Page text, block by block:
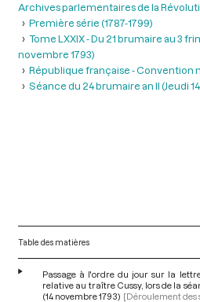
Archives parlementaires de la
Première série (1787-1799)
Tome LXXIX - Du 21 brumaire au 3
novembre 1793)
République française - Convention
Séance du 24 brumaire an II (Jeudi
Table des matières
Passage à l'ordre du jour sur la
relative au traître Cussy, lors de la
(14 novembre 1793) [Déroulement des